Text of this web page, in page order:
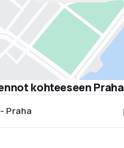
kohteeseen Praha
Praha